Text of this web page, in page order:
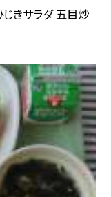
じきサラダ 五目炒